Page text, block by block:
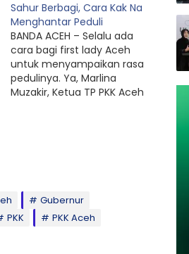
Sahur Berbagi, Cara Kak Na
Menghantar Peduli
BANDA ACEH – Selalu ada
cara bagi first lady Aceh
untuk menyampaikan rasa
pedulinya. Ya, Marlina
Muzakir, Ketua TP PKK Aceh
membagikan makanan sahur
kepada pasien, keluarga
pasien dan…
Gubernur
PKK
PKK Aceh